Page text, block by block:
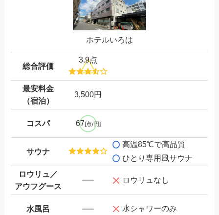
ホテルいろは
総合評価
3.9点
最安料金
（宿泊）
3,500円
コスパ 67 [点/円]
サウナ
高温85℃で高品質
ひとり専用風サウナ
ロウリュ／
アウフグース
ロウリュなし
水風呂 水シャワーのみ